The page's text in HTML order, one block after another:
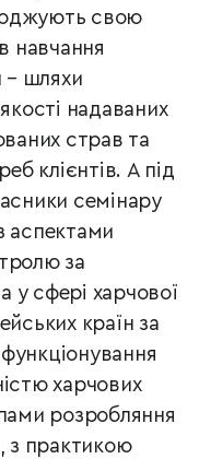
свою
навчання
– шляхи
надаваних
страв та
клієнтів. А під
семінару
аспектами
за
у сфері харчової
країн за
харчових
розробляння
з практикою